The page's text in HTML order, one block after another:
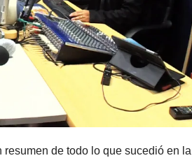
resumen de todo lo que sucedió en la